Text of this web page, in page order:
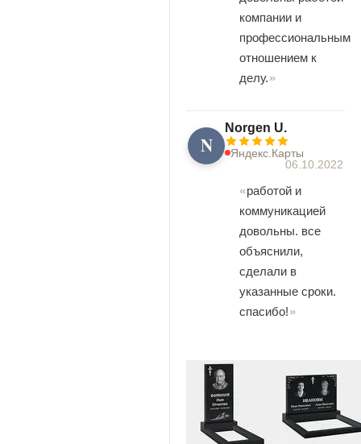
компании и
профессиональным
отношением к
делу.
N
Norgen U.
Яндекс.Карты
06.10.2022
работой и
коммуникацией
довольны. все
объяснили,
сделали в
указанные сроки.
спасибо!